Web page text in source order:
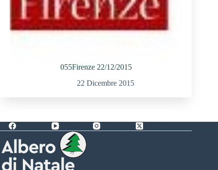
055Firenze 22/12/2015
22 Dicembre 2015
Facebook